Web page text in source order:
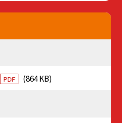
PDF (864 KB)